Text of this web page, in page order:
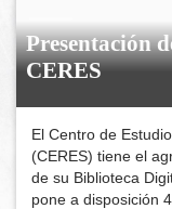
Presentación
CERES
El Centro de
(CERES) tiene el
de su Biblioteca
pone a disposición